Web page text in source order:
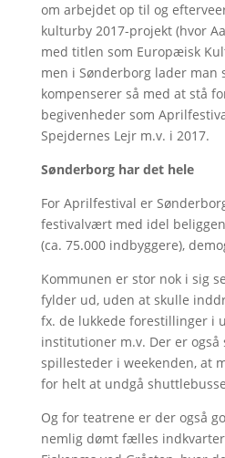
om arbejdet op til og
kulturby 2017-projekt (hvor
med titlen som Europæisk
men i Sønderborg lader man
kompenserer så med at stå
begivenheder som
Spejdernes Lejr m.v. i 2017.
Sønderborg har det hele
For Aprilfestival er
festivalvært med idel
(ca. 75.000 indbyggere),
Kommunen er stor nok i sig
fylder ud, uden at skulle
fx. de lukkede forestillinger i
institutioner m.v. Der er også
spillesteder i weekenden, at
for helt at undgå
Og for teatrene er der også
nemlig dømt fælles